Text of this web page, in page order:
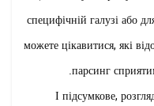
специфічній галузі або
можете цікавитися, які
парсинг
І підсумкове,